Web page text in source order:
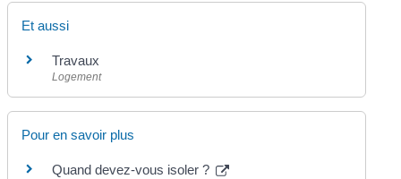
Et aussi
Travaux
Logement
Pour en savoir plus
Quand devez-vous isoler ?